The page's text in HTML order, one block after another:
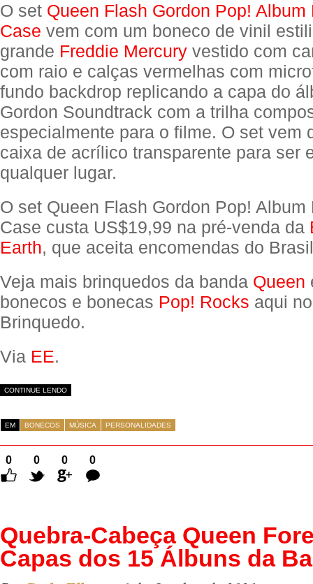
O set Queen Flash Gordon Pop! Album
Case vem com um boneco de vinil
grande Freddie Mercury vestido com
com raio e calças vermelhas com
fundo backdrop replicando a capa do
Gordon Soundtrack com a trilha
especialmente para o filme. O set vem
caixa de acrílico transparente para ser
qualquer lugar.
O set Queen Flash Gordon Pop! Album
Case custa US$19,99 na pré-venda da
Earth, que aceita encomendas do
Veja mais brinquedos da banda Queen
bonecos e bonecas Pop! Rocks aqui
Brinquedo.
Via EE.
CONTINUE LENDO
EM BONECOS MÚSICA PERSONALIDADES
0 0 0
0
Comentários
Quebra-Cabeça Queen
Capas dos 15 Álbuns da